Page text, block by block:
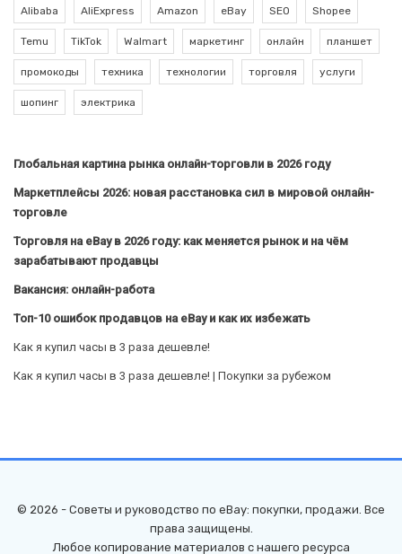
Alibaba AliExpress Amazon eBay SEO Shopee
Temu TikTok Walmart маркетинг онлайн планшет
промокоды техника технологии торговля услуги
шопинг электрика
Глобальная картина рынка онлайн-торговли в 2026 году
Маркетплейсы 2026: новая расстановка сил в мировой онлайн-
торговле
Торговля на eBay в 2026 году: как меняется рынок и на чём
зарабатывают продавцы
Вакансия: онлайн-работа
Топ-10 ошибок продавцов на eBay и как их избежать
Как я купил часы в 3 раза дешевле!
Как я купил часы в 3 раза дешевле! | Покупки за рубежом
© 2026 - Советы и руководство по eBay: покупки, продажи. Все
права защищены.
Любое копирование материалов с нашего ресурса